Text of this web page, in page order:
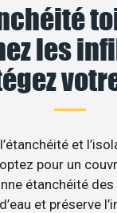
les
et
pour un
étanchéité
et préserve